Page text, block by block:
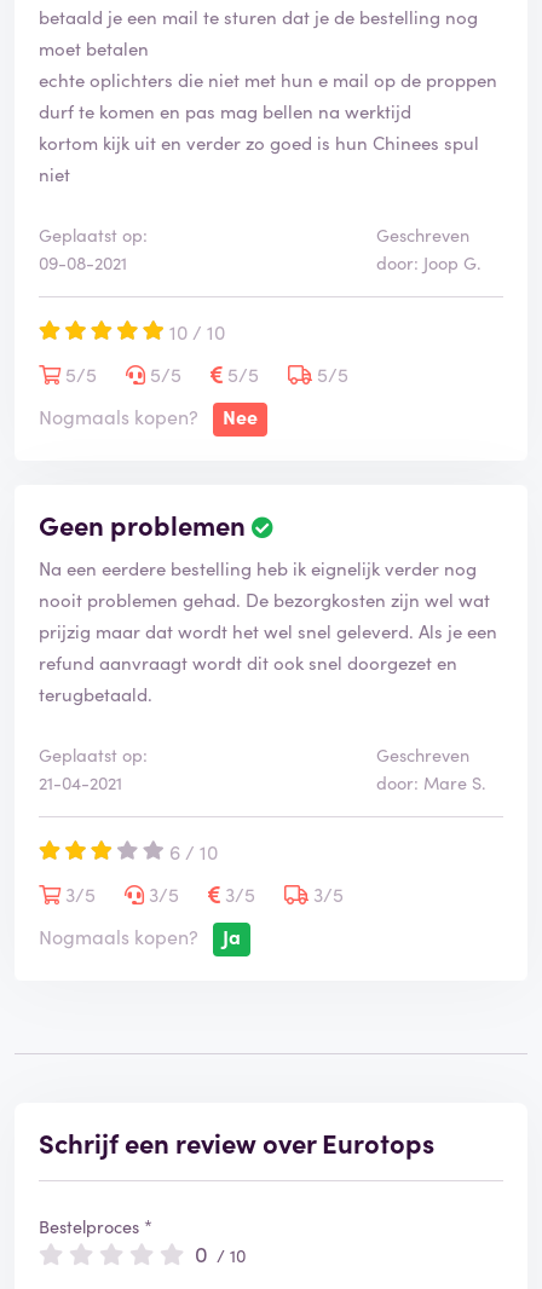
betaald je een mail te sturen dat je de bestelling nog
moet betalen
echte oplichters die niet met hun e mail op de proppen
durf te komen en pas mag bellen na werktijd
kortom kijk uit en verder zo goed is hun Chinees spul
niet
Geplaatst op:
09-08-2021
Geschreven
door: Joop G.
10 / 10
5/5
5/5 5/5
5/5
Nogmaals kopen?
Nee
Geen problemen
Na een eerdere bestelling heb ik eignelijk verder nog
nooit problemen gehad. De bezorgkosten zijn wel wat
prijzig maar dat wordt het wel snel geleverd. Als je een
refund aanvraagt wordt dit ook snel doorgezet en
terugbetaald.
Geplaatst op:
21-04-2021
Geschreven
door: Mare S.
6 / 10
3/5
3/5 3/5
3/5
Nogmaals kopen?
Ja
Schrijf een review over Eurotops
Bestelproces *
0 / 10